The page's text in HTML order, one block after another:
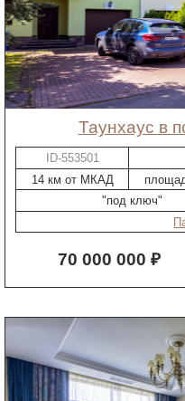
таунхаус в
ID-553501
14 км от МКАД
"под ключ"
70 000 000 ₽